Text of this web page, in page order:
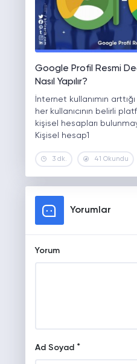
Google Profil Resmi
Nasıl Yapılır?
İnternet kullanımın
her kullanıcının belirli
kişisel hesapları
Kişisel hesap1
3 dk. 41 Okundu
Yorumlar
Yorum
Ad Soyad *